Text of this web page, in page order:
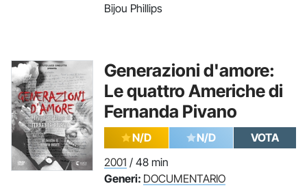
Bijou Phillips
Generazioni d'amore:
Le quattro Americhe di
Fernanda Pivano
N/D N/D
VOTA
2001 / 48 min
Generi: DOCUMENTARIO